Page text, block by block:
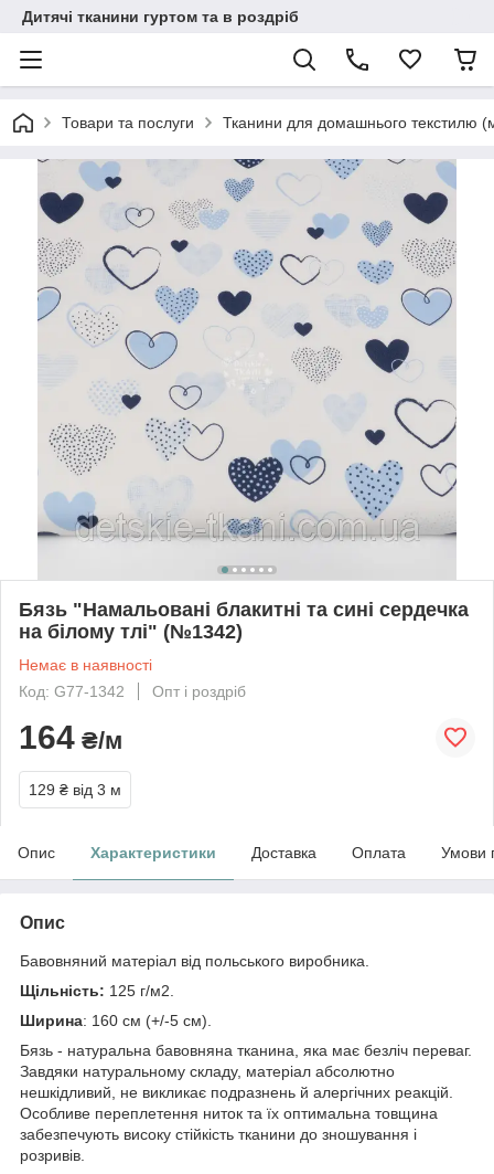
Дитячі тканини гуртом та в роздріб
Товари та послуги Тканини для домашнього текстилю
Бязь "Намальовані блакитні та сині сердечка
на білому тлі" (№1342)
Немає в наявності
Код: G77-1342
Опт і роздріб
164 ₴/м
129 ₴ від 3 м
Опис Характеристики Доставка Оплата Умови
Опис
Бавовняний матеріал від польського виробника.
Щільність: 125 г/м2.
Ширина: 160 см (+/-5 см).
Бязь - натуральна бавовняна тканина, яка має безліч переваг.
Завдяки натуральному складу, матеріал абсолютно
нешкідливий, не викликає подразнень й алергічних реакцій.
Особливе переплетення ниток та їх оптимальна товщина
забезпечують високу стійкість тканини до зношування і
розривів.